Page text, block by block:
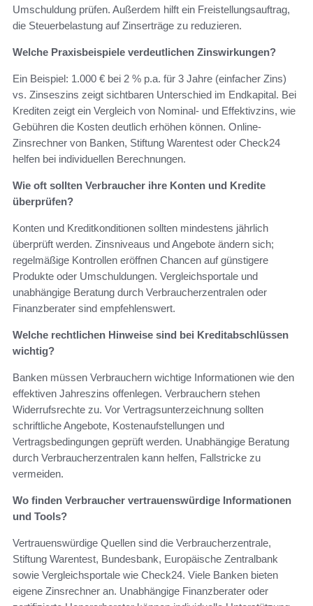
Umschuldung prüfen. Außerdem hilft ein Freistellungsauftrag,
die Steuerbelastung auf Zinserträge zu reduzieren.
Welche Praxisbeispiele verdeutlichen Zinswirkungen?
Ein Beispiel: 1.000 € bei 2 % p.a. für 3 Jahre (einfacher Zins)
vs. Zinseszins zeigt sichtbaren Unterschied im Endkapital. Bei
Krediten zeigt ein Vergleich von Nominal- und Effektivzins, wie
Gebühren die Kosten deutlich erhöhen können. Online-
Zinsrechner von Banken, Stiftung Warentest oder Check24
helfen bei individuellen Berechnungen.
Wie oft sollten Verbraucher ihre Konten und Kredite
überprüfen?
Konten und Kreditkonditionen sollten mindestens jährlich
überprüft werden. Zinsniveaus und Angebote ändern sich;
regelmäßige Kontrollen eröffnen Chancen auf günstigere
Produkte oder Umschuldungen. Vergleichsportale und
unabhängige Beratung durch Verbraucherzentralen oder
Finanzberater sind empfehlenswert.
Welche rechtlichen Hinweise sind bei Kreditabschlüssen
wichtig?
Banken müssen Verbrauchern wichtige Informationen wie den
effektiven Jahreszins offenlegen. Verbrauchern stehen
Widerrufsrechte zu. Vor Vertragsunterzeichnung sollten
schriftliche Angebote, Kostenaufstellungen und
Vertragsbedingungen geprüft werden. Unabhängige Beratung
durch Verbraucherzentralen kann helfen, Fallstricke zu
vermeiden.
Wo finden Verbraucher vertrauenswürdige Informationen
und Tools?
Vertrauenswürdige Quellen sind die Verbraucherzentrale,
Stiftung Warentest, Bundesbank, Europäische Zentralbank
sowie Vergleichsportale wie Check24. Viele Banken bieten
eigene Zinsrechner an. Unabhängige Finanzberater oder